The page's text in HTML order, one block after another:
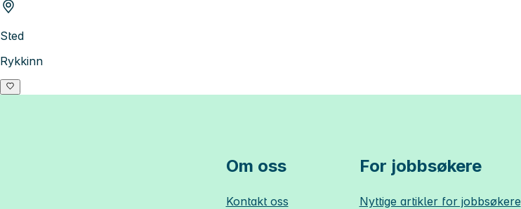
Sted
Rykkinn
Om oss
Kontakt oss
For jobbsøkere
Nyttige artikler for jobbsøkere